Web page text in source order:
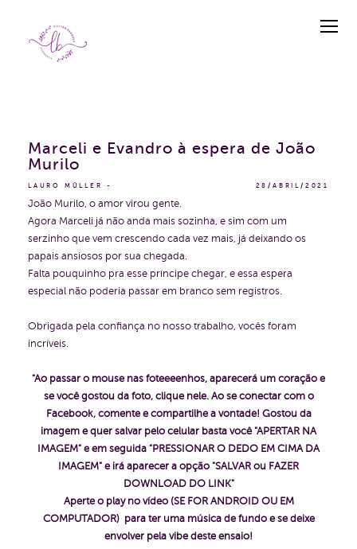
LAURO MÜLLER 28/ABRIL/2021
Marceli e Evandro à espera de João
Murilo
João Murilo, o amor virou gente.
Agora Marceli já não anda mais sozinha, e sim com um
serzinho que vem crescendo cada vez mais, já deixando os
papais ansiosos por sua chegada.
Falta pouquinho pra esse príncipe chegar, e essa espera
especial não poderia passar em branco sem registros.
Obrigada pela confiança no nosso trabalho, vocês foram
incríveis.
"Ao passar o mouse nas foteeeenhos, aparecerá um coração e
se você gostou da foto, clique nele. Ao se conectar com o
Facebook, comente e compartilhe a vontade! Gostou da
imagem e quer salvar pelo celular basta você "APERTAR NA
IMAGEM" e em seguida "PRESSIONAR O DEDO EM CIMA DA
IMAGEM" e irá aparecer a opção "SALVAR ou FAZER
DOWNLOAD DO LINK"
Aperte o play no vídeo (SE FOR ANDROID OU EM
COMPUTADOR) para ter uma música de fundo e se deixe
envolver pela vibe deste ensaio!